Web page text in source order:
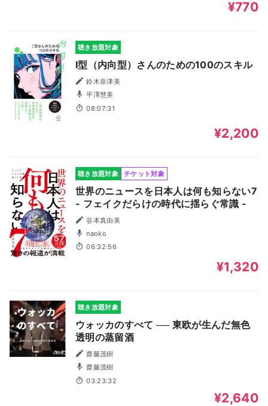
¥770
聴き放題対象
I型（内向型）さんのための100のスキル
鈴木奈津美
平澤慧美
08:07:31
¥2,200
聴き放題対象 チケット対象
世界のニュースを日本人は何も知らない7
- フェイクだらけの時代に揺らぐ常識 -
谷本真由美
naoko
06:32:56
¥1,320
聴き放題対象
ウォッカのすべて ── 東欧が生んだ無色
透明の蒸留酒
齋藤茂樹
齋藤茂樹
03:23:32
¥2,640